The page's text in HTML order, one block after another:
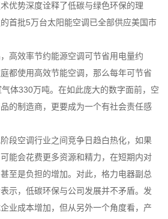
优势深度诠释了低碳与绿色环保的理
首批5万台太阳能空调已全部供应美国市
效率节约能源空调可节省用电量约
都使用高效节能空调，那么每年可节省
体330万吨。在如此庞大的数字面前，空
的制造商，更要成为一个有社会责任感
空调行业之间竞争日趋白热化，如果
能会花费更多资源和精力，在短期内对
至是负担的增加。对此，格力电器副总
示，低碳环保与公司发展并不矛盾。发
业成本增加，但从另外一个角度看，产